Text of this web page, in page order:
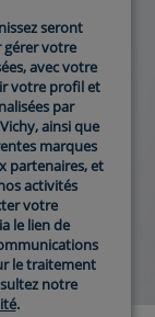
seront
gérer votre
avec votre
votre profil et
par
ainsi que
marques
partenaires, et
activités
votre
le lien de
le traitement
notre
.
seront
gérer votre
avec votre
votre profil et
par
ainsi que
marques
partenaires, et
activités
votre
le lien de
le traitement
notre
.